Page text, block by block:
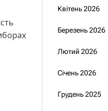
Квітень 2026
Березень 2026
Лютий 2026
Січень 2026
Грудень 2025